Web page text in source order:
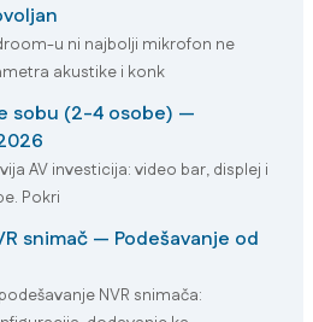
u ni najbolji mikrofon ne
akustike i konk
sobu (2-4 osobe) —
AV investicija: video bar, displej i
Pokri
snimač — Podešavanje od
NVR snimača: